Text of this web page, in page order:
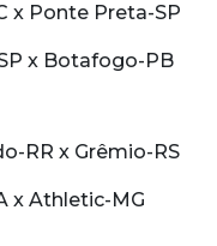
x Ponte Preta-SP
x Botafogo-PB
RR x Grêmio-RS
x Athletic-MG